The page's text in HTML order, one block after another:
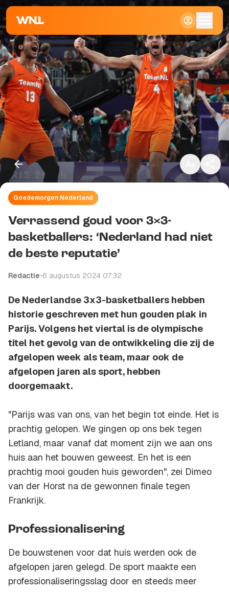
Klein
Standaard
Groot
Goedemorgen Nederland
Verrassend goud voor 3×3-
basketballers: ‘Nederland had niet
de beste reputatie’
Redactie•6 augustus 2024 07:32
De Nederlandse 3x3-basketballers hebben
historie geschreven met hun gouden plak in
Parijs. Volgens het viertal is de olympische
titel het gevolg van de ontwikkeling die zij de
afgelopen week als team, maar ook de
afgelopen jaren als sport, hebben
doorgemaakt.
"Parijs was van ons, van het begin tot einde. Het is
prachtig gelopen. We gingen op ons bek tegen
Letland, maar vanaf dat moment zijn we aan ons
huis aan het bouwen geweest. En het is een
prachtig mooi gouden huis geworden", zei Dimeo
van der Horst na de gewonnen finale tegen
Frankrijk.
Professionalisering
De bouwstenen voor dat huis werden ook de
afgelopen jaren gelegd. De sport maakte een
professionaliseringsslag door en steeds meer